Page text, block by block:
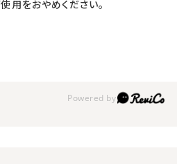
用をおやめください。